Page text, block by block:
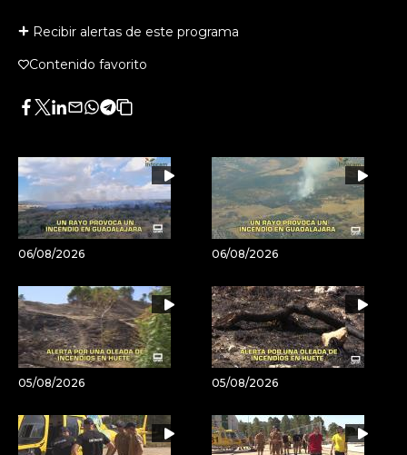
Recibir alertas de este programa
Contenido favorito
Facebook
Twitter
LinkedIn
Enviar
Whatsapp
Telegram
Copiar
artículo
06/08/2026 06/08/2026
05/08/2026 05/08/2026